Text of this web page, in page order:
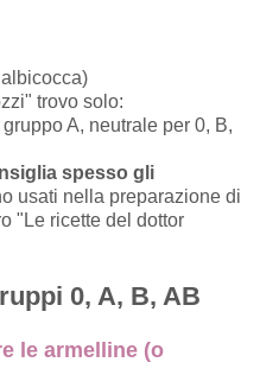
trovo solo:
A, neutrale per 0, B,
spesso gli
usati nella preparazione di
"Le ricette del dottor
0, A, B, AB
le armelline (o